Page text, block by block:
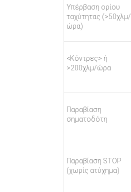
Υπέρβαση ορίου
ταχύτητας (>50χλμ/
ώρα)
<Κόντρες> ή
>200χλμ/ώρα
Παραβίαση
σηματοδότη
Παραβίαση STOP
(χωρίς ατύχημα)